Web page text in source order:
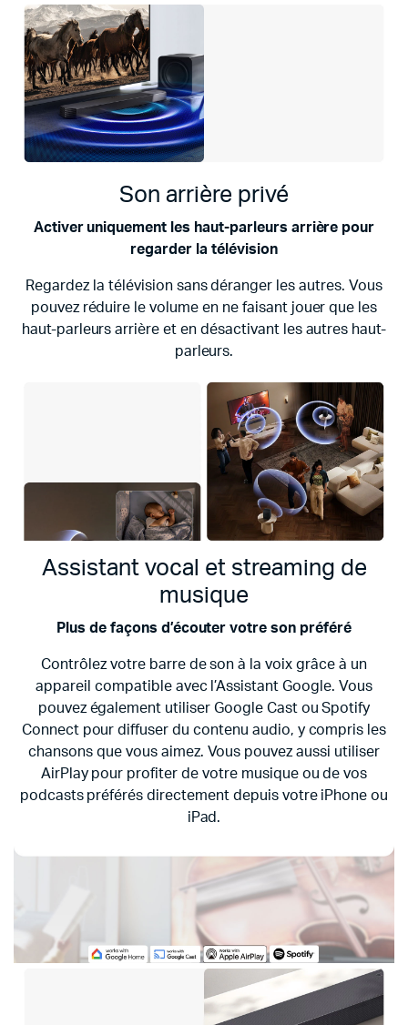
Son arrière privé
Activer uniquement les haut-parleurs arrière pour
regarder la télévision
Regardez la télévision sans déranger les autres. Vous
pouvez réduire le volume en ne faisant jouer que les
haut-parleurs arrière et en désactivant les autres haut-
parleurs.
Assistant vocal et streaming de
musique
Plus de façons d’écouter votre son préféré
Contrôlez votre barre de son à la voix grâce à un
appareil compatible avec l’Assistant Google. Vous
pouvez également utiliser Google Cast ou Spotify
Connect pour diffuser du contenu audio, y compris les
chansons que vous aimez. Vous pouvez aussi utiliser
AirPlay pour profiter de votre musique ou de vos
podcasts préférés directement depuis votre iPhone ou
iPad.